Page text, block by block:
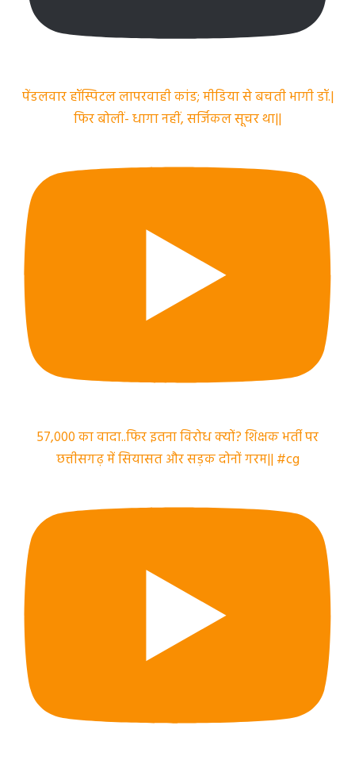
पेंडलवार हॉस्पिटल लापरवाही कांड; मीडिया से बचती भागी डॉ.|
फिर बोलीं- धागा नहीं, सर्जिकल सूचर था||
57,000 का वादा..फिर इतना विरोध क्यों? शिक्षक भर्ती पर
छत्तीसगढ़ में सियासत और सड़क दोनों गरम|| #cg